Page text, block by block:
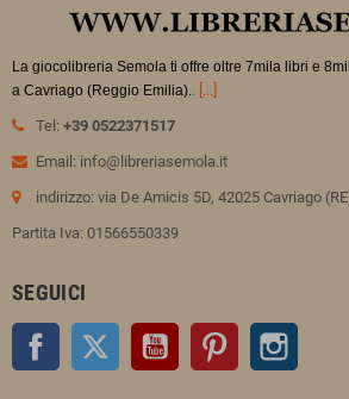
La giocolibreria Semola ti offre oltre 7mila libri e
a Cavriago (Reggio Emilia). . [...]
Tel: +39 0522371517
Email: info@libreriasemola.it
indirizzo: via De Amicis 5D, 42025 Cavriago
Partita Iva: 01566550339
SEGUICI
Facebook Twitter YouTube Pinterest